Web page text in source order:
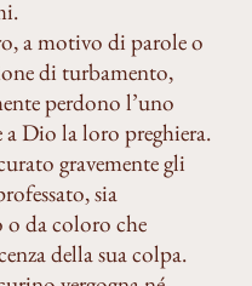
a motivo di parole o
di turbamento,
perdono l’uno
Dio la loro preghiera.
gravemente gli
sia
da coloro che
della sua colpa.